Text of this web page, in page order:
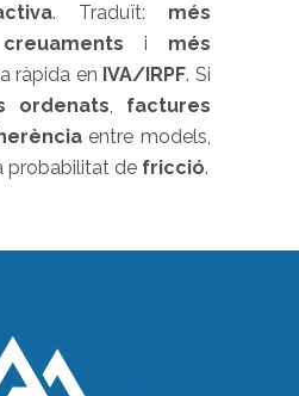
. Traduït: més
i més
ràpida en IVA/IRPF. Si
ordenats, factures
entre models,
probabilitat de fricció.